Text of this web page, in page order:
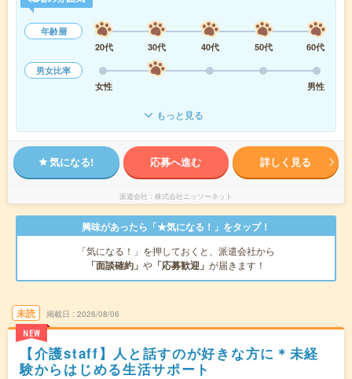
年齢層
20代
30代 40代 50代
60代
男女比率
女性
男性
もっと見る
気になる! 応募へ進む 詳しく見る
派遣会社 株式会社ニッソーネット
興味があったら「★気になる！」をタップ！
「気になる！」を押しておくと、派遣会社から
「面談確約」 や 「応募歓迎」 が届きます！
未読
NEW
掲載日 2026/08/06
【介護staff】人と話すのが好きな方に＊未経
験からはじめる生活サポート